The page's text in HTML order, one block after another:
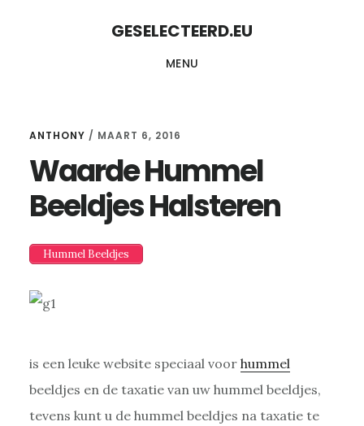
GESELECTEERD.EU
MENU
ANTHONY / MAART 6, 2016
Waarde Hummel
Beeldjes Halsteren
Hummel Beeldjes
is een leuke website speciaal voor hummel
beeldjes en de taxatie van uw hummel beeldjes,
tevens kunt u de hummel beeldjes na taxatie te